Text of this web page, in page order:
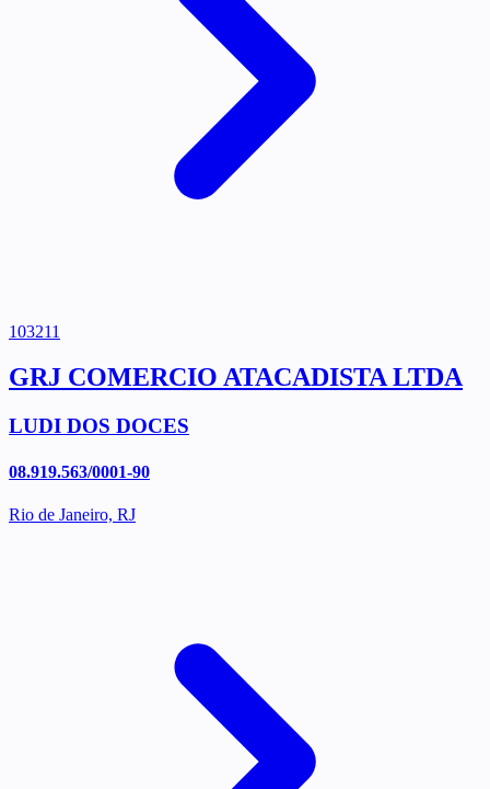
103211
GRJ COMERCIO ATACADISTA LTDA
LUDI DOS DOCES
08.919.563/0001-90
Rio de Janeiro, RJ